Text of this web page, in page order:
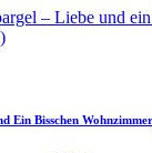
Ein Bisschen